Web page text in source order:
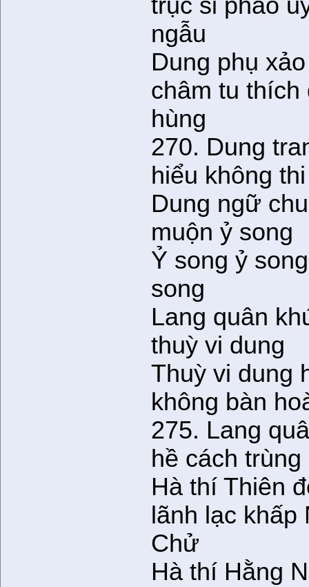
trục sỉ phao
ngẫu
Dung phụ
châm tu thích
hùng
270. Dung
hiểu không
Dung ngữ
muộn ỷ song
Ỷ song ỷ
song
Lang quân
thuỳ vi dung
Thuỳ vi dung
không bàn
275. Lang
hề cách trùng
Hà thí Thiên
lãnh lạc khấp
Chử
Hà thí Hằng